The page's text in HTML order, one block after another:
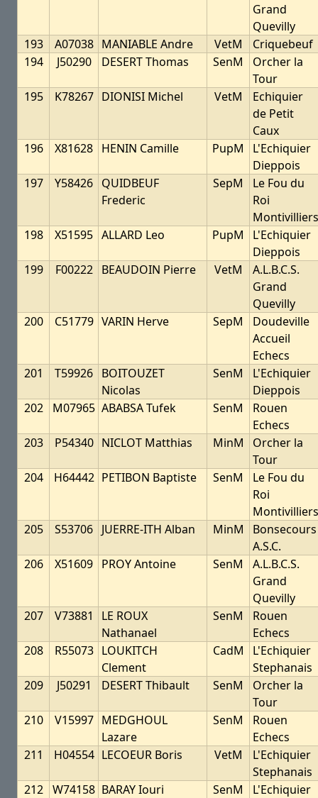
Grand
Quevilly
193
A07038 MANIABLE Andre VetM
Criquebeuf
194
J50290 DESERT Thomas SenM
Orcher la
Tour
195
K78267 DIONISI Michel VetM
Echiquier
de Petit
Caux
196
X81628 HENIN Camille PupM
L'Echiquier
Dieppois
197
Y58426 QUIDBEUF
Frederic
SepM
Le Fou du
Roi
Montivilliers
198
X51595 ALLARD Leo PupM
L'Echiquier
Dieppois
199
F00222 BEAUDOIN Pierre VetM
A.L.B.C.S.
Grand
Quevilly
200
C51779 VARIN Herve SepM
Doudeville
Accueil
Echecs
201
T59926 BOITOUZET
Nicolas
SenM
L'Echiquier
Dieppois
202
M07965 ABABSA Tufek SenM
Rouen
Echecs
203
P54340 NICLOT Matthias MinM
Orcher la
Tour
204
H64442 PETIBON Baptiste SenM
Le Fou du
Roi
Montivilliers
205
S53706 JUERRE-ITH Alban MinM
Bonsecours
A.S.C.
206
X51609 PROY Antoine SenM
A.L.B.C.S.
Grand
Quevilly
207
V73881
LE ROUX
Nathanael
SenM
Rouen
Echecs
208
R55073 LOUKITCH
Clement
CadM
L'Echiquier
Stephanais
209
J50291 DESERT Thibault SenM
Orcher la
Tour
210
V15997 MEDGHOUL
Lazare
SenM
Rouen
Echecs
211
H04554 LECOEUR Boris VetM
L'Echiquier
Stephanais
212 W74158 BARAY Iouri SenM
L'Echiquier